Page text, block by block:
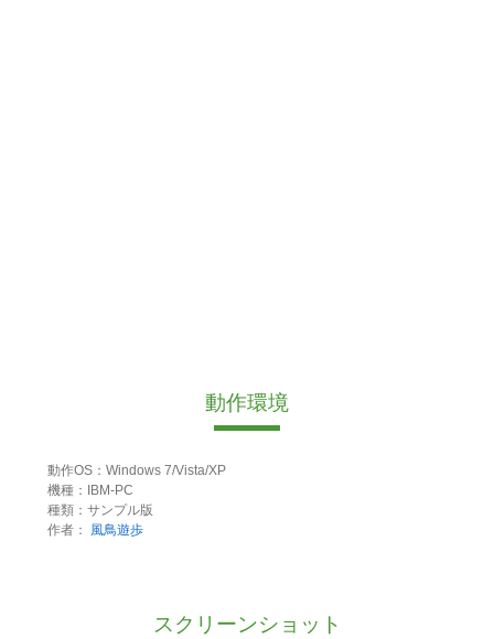
動作環境
動作OS：Windows 7/Vista/XP
機種：IBM-PC
種類：サンプル版
作者：
風鳥遊歩
スクリーンショット